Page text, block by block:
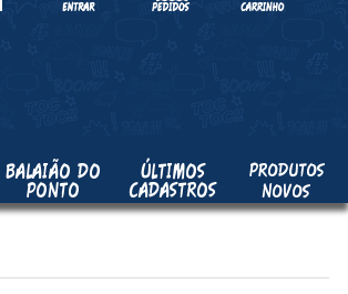
BALAIÃO DO
PONTO
ÚLTIMOS
CADASTROS
PRODUTOS
NOVOS